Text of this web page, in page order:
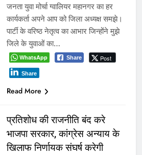
जनता युवा मोर्चा ग्वालियर महानगर का हर
कार्यकर्ता अपने आप को जिला अध्यक्ष समझे।
पार्टी के वरिष्ठ नेतृत्व का आभार जिन्होंने मुझे
जिले के युवाओं का…
WhatsApp Share Post
Share
Read More
प्रतिशोध की राजनीति बंद करे
भाजपा सरकार, कांग्रेस अन्याय के
खिलाफ निर्णायक संघर्ष करेगी